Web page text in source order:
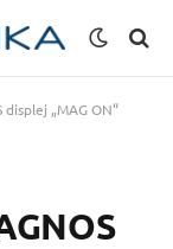
displej „MAG ON“